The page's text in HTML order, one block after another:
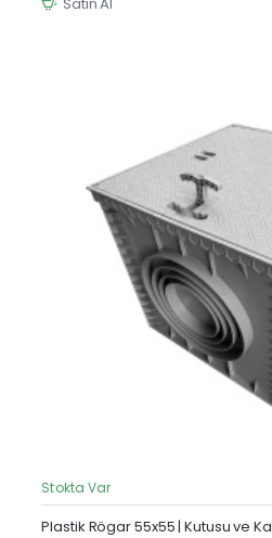
Satın Al
Stokta Var
Plastik Rögar 55x55 | Kutusu ve